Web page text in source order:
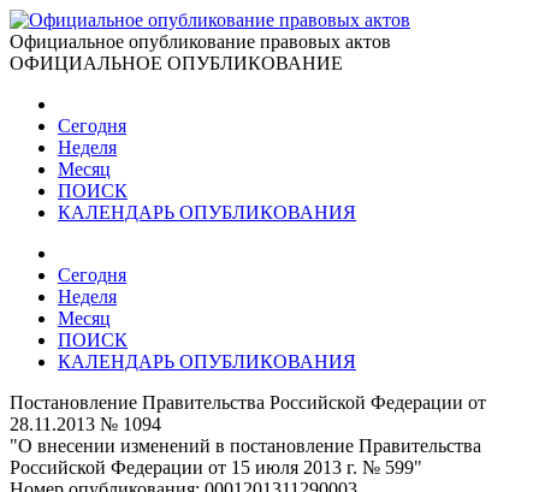
Официальное опубликование правовых актов
ОФИЦИАЛЬНОЕ ОПУБЛИКОВАНИЕ
Сегодня
Неделя
Месяц
ПОИСК
КАЛЕНДАРЬ ОПУБЛИКОВАНИЯ
Сегодня
Неделя
Месяц
ПОИСК
КАЛЕНДАРЬ ОПУБЛИКОВАНИЯ
Постановление Правительства Российской Федерации от
28.11.2013 № 1094
"О внесении изменений в постановление Правительства
Российской Федерации от 15 июля 2013 г. № 599"